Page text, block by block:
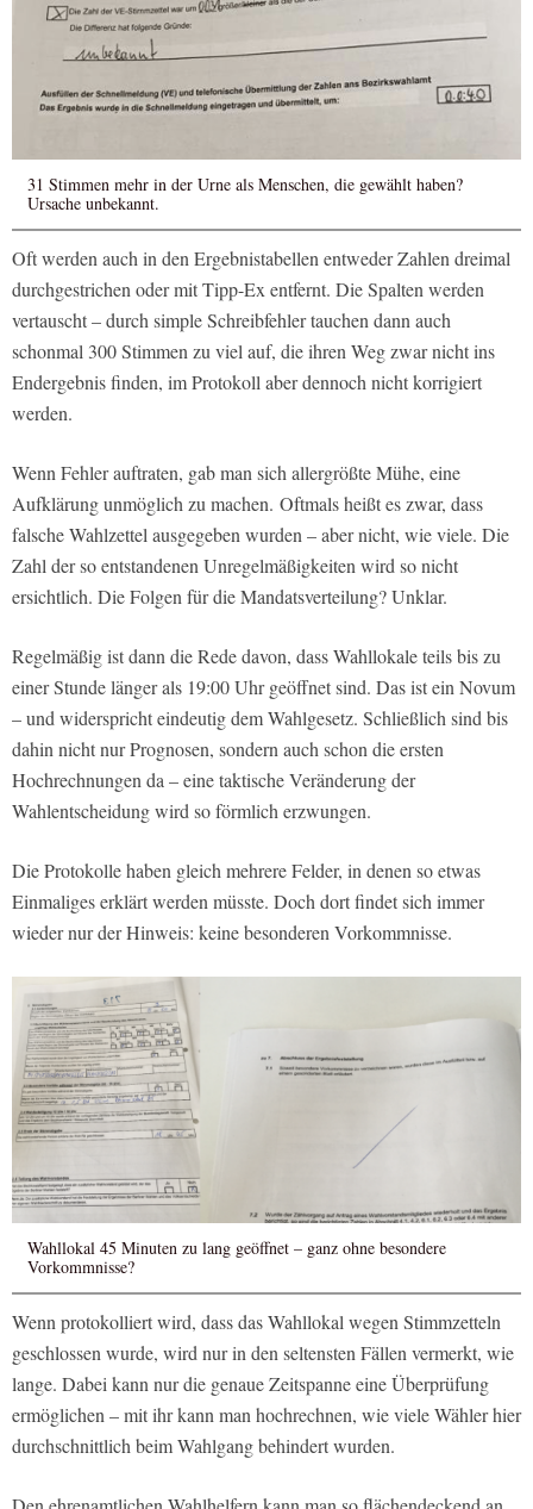
31 Stimmen mehr in der Urne als Menschen, die gewählt haben?
Ursache unbekannt.
Oft werden auch in den Ergebnistabellen entweder Zahlen dreimal
durchgestrichen oder mit Tipp-Ex entfernt. Die Spalten werden
vertauscht – durch simple Schreibfehler tauchen dann auch
schonmal 300 Stimmen zu viel auf, die ihren Weg zwar nicht ins
Endergebnis finden, im Protokoll aber dennoch nicht korrigiert
werden.
Wenn Fehler auftraten, gab man sich allergrößte Mühe, eine
Aufklärung unmöglich zu machen. Oftmals heißt es zwar, dass
falsche Wahlzettel ausgegeben wurden – aber nicht, wie viele. Die
Zahl der so entstandenen Unregelmäßigkeiten wird so nicht
ersichtlich. Die Folgen für die Mandatsverteilung? Unklar.
Regelmäßig ist dann die Rede davon, dass Wahllokale teils bis zu
einer Stunde länger als 19:00 Uhr geöffnet sind. Das ist ein Novum
– und widerspricht eindeutig dem Wahlgesetz. Schließlich sind bis
dahin nicht nur Prognosen, sondern auch schon die ersten
Hochrechnungen da – eine taktische Veränderung der
Wahlentscheidung wird so förmlich erzwungen.
Die Protokolle haben gleich mehrere Felder, in denen so etwas
Einmaliges erklärt werden müsste. Doch dort findet sich immer
wieder nur der Hinweis: keine besonderen Vorkommnisse.
Wahllokal 45 Minuten zu lang geöffnet – ganz ohne besondere
Vorkommnisse?
Wenn protokolliert wird, dass das Wahllokal wegen Stimmzetteln
geschlossen wurde, wird nur in den seltensten Fällen vermerkt, wie
lange. Dabei kann nur die genaue Zeitspanne eine Überprüfung
ermöglichen – mit ihr kann man hochrechnen, wie viele Wähler hier
durchschnittlich beim Wahlgang behindert wurden.